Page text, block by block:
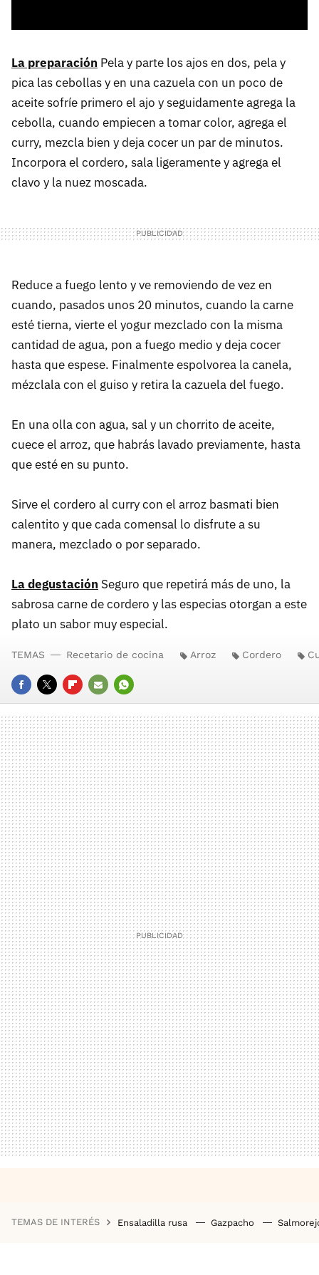
La preparación Pela y parte los ajos en dos, pela y
pica las cebollas y en una cazuela con un poco de
aceite sofríe primero el ajo y seguidamente agrega la
cebolla, cuando empiecen a tomar color, agrega el
curry, mezcla bien y deja cocer un par de minutos.
Incorpora el cordero, sala ligeramente y agrega el
clavo y la nuez moscada.
Reduce a fuego lento y ve removiendo de vez en
cuando, pasados unos 20 minutos, cuando la carne
esté tierna, vierte el yogur mezclado con la misma
cantidad de agua, pon a fuego medio y deja cocer
hasta que espese. Finalmente espolvorea la canela,
mézclala con el guiso y retira la cazuela del fuego.
En una olla con agua, sal y un chorrito de aceite,
cuece el arroz, que habrás lavado previamente, hasta
que esté en su punto.
Sirve el cordero al curry con el arroz basmati bien
calentito y que cada comensal lo disfrute a su
manera, mezclado o por separado.
La degustación Seguro que repetirá más de uno, la
sabrosa carne de cordero y las especias otorgan a este
plato un sabor muy especial.
FACEBOOK
TWITTERFLIPBOARD
E-
MAIL
WHATSAPP
TEMAS Recetario de cocina Arroz Cordero
TEMAS DE INTERÉS Ensaladilla rusa Gazpacho